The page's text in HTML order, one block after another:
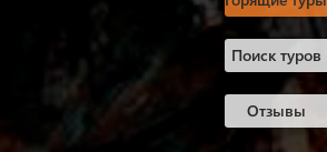
Поиск туров
Отзывы